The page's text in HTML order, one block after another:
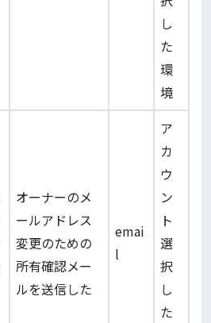
し
た
環
境
オーナーのメ
ールアドレス
変更のための
所有確認メー
ルを送信した
emai
l
ア
カ
ウ
ン
ト
選
択
し
た